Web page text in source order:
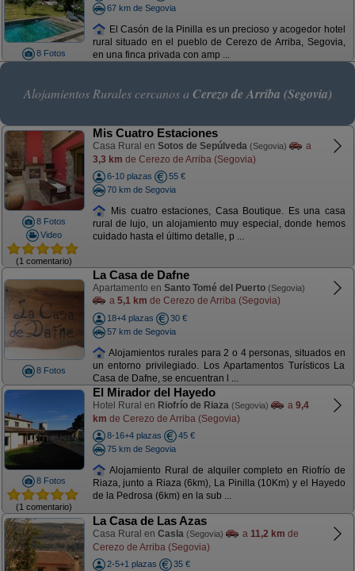
8 Fotos
67 km de Segovia
El Casón de la Pinilla es un precioso y acogedor hotel
rural situado en el pueblo de Cerezo de Arriba, Segovia,
en una finca privada con amp ...
Alojamientos Rurales cercanos a Cerezo de Arriba (Segovia)
8 Fotos
Video
(1 comentario)
Mis Cuatro Estaciones
Casa Rural en Sotos de Sepúlveda (Segovia)
a
3,3 km de Cerezo de Arriba (Segovia)
6-10 plazas
55 €
70 km de Segovia
Mis cuatro estaciones, Casa Boutique. Es una casa
rural de lujo, un alojamiento muy especial, donde hemos
cuidado hasta el último detalle, p ...
8 Fotos
La Casa de Dafne
Apartamento en Santo Tomé del Puerto (Segovia)
a 5,1 km de Cerezo de Arriba (Segovia)
18+4 plazas
30 €
57 km de Segovia
Alojamientos rurales para 2 o 4 personas, situados en
un entorno privilegiado. Los Apartamentos Turísticos La
Casa de Dafne, se encuentran l ...
8 Fotos
(1 comentario)
El Mirador del Hayedo
Hotel Rural en Riofrío de Riaza (Segovia) a 9,4
km de Cerezo de Arriba (Segovia)
8-16+4 plazas
45 €
75 km de Segovia
Alojamiento Rural de alquiler completo en Riofrío de
Riaza, junto a Riaza (6km), La Pinilla (10Km) y el Hayedo
de la Pedrosa (6km) en la sub ...
La Casa de Las Azas
Casa Rural en Casla (Segovia) a 11,2 km de
Cerezo de Arriba (Segovia)
2-5+1 plazas
35 €